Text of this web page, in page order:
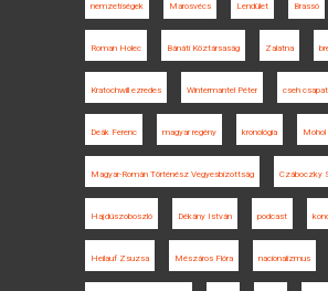
nemzetiségek Marosvécs Lendület Brassó
Roman Holec Bánáti Köztársaság Zalatna
Kratochwill ezredes Wintermantel Péter cseh
Deák Ferenc magyar regény kronológia Mohol
Magyar-Román Történész Vegyesbizottság Czáboczky
Hajdúszoboszló Dékány István podcast
Heilauf Zsuzsa Mészáros Flóra nacionalizmus